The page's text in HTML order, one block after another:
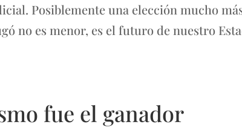
Posiblemente una elección mucho
no es menor, es el futuro de nuestro
fue el ganador